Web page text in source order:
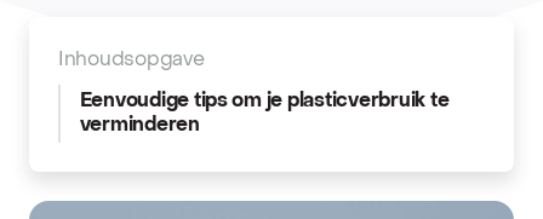
Inhoudsopgave
Eenvoudige tips om je plasticverbruik te
verminderen